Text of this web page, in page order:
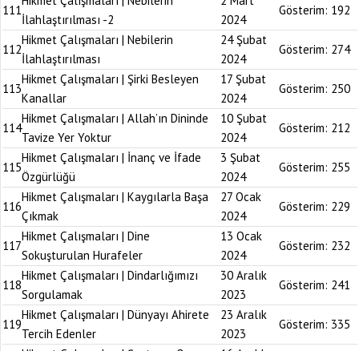
111
İlahlaştırılması -2
2024
Gösterim: 192
112
Hikmet Çalışmaları | Nebilerin
İlahlaştırılması
24 Şubat
2024
Gösterim: 274
113
Hikmet Çalışmaları | Şirki Besleyen
Kanallar
17 Şubat
2024
Gösterim: 250
114
Hikmet Çalışmaları | Allah’ın Dininde
Tavize Yer Yoktur
10 Şubat
2024
Gösterim: 212
115
Hikmet Çalışmaları | İnanç ve İfade
Özgürlüğü
3 Şubat
2024
Gösterim: 255
116
Hikmet Çalışmaları | Kaygılarla Başa
Çıkmak
27 Ocak
2024
Gösterim: 229
117
Hikmet Çalışmaları | Dine
Sokuşturulan Hurafeler
13 Ocak
2024
Gösterim: 232
118
Hikmet Çalışmaları | Dindarlığımızı
Sorgulamak
30 Aralık
2023
Gösterim: 241
119
Hikmet Çalışmaları | Dünyayı Ahirete
Tercih Edenler
23 Aralık
2023
Gösterim: 335